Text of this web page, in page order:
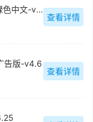
U盘低格工具(Rmprepusb)绿色中文-v2.1.744
查看详情
告版-v4.6
查看详情